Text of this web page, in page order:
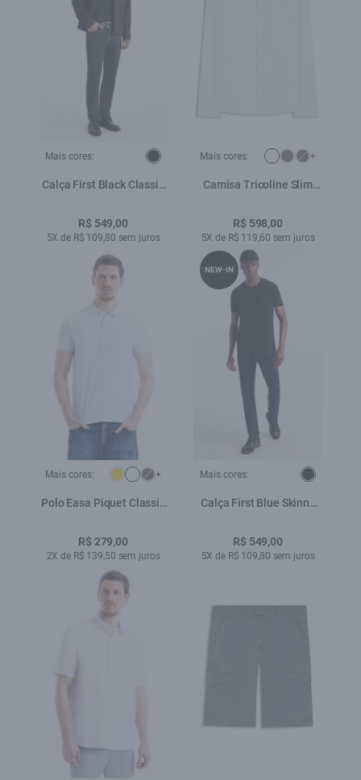
Mais cores:
Calça First Black Classic
Luva
R$ 549,00
5X de R$ 109,80 sem juros
Mais cores: +
Camisa Tricoline Slim
R$ 598,00
5X de R$ 119,60 sem juros
Mais cores: +
Polo Easa Piquet Classic
R$ 279,00
2X de R$ 139,50 sem juros
Mais cores:
Calça First Blue Skinny
R$ 549,00
5X de R$ 109,80 sem juros
NEW-IN